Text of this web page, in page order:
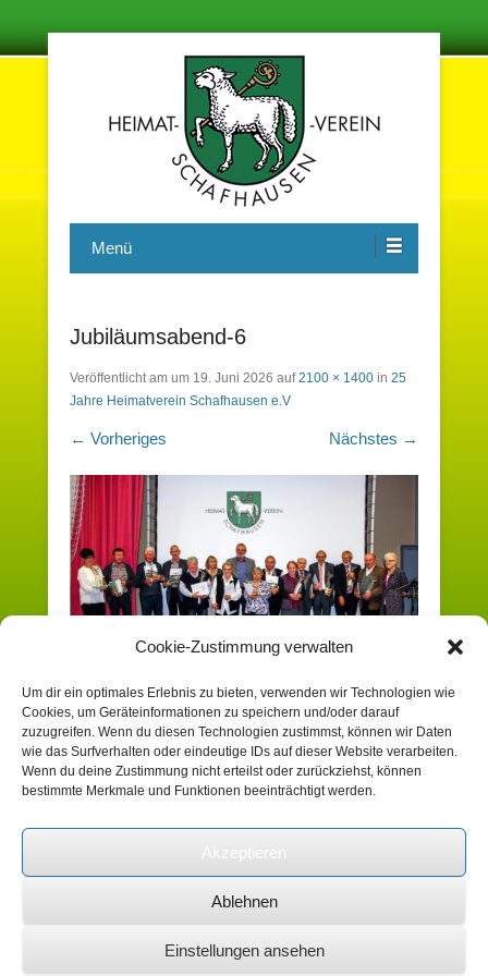
Cookie-Zustimmung verwalten
Um dir ein optimales Erlebnis zu bieten, verwenden wir Technologien wie
Cookies, um Geräteinformationen zu speichern und/oder darauf
zuzugreifen. Wenn du diesen Technologien zustimmst, können wir Daten
wie das Surfverhalten oder eindeutige IDs auf dieser Website verarbeiten.
Wenn du deine Zustimmung nicht erteilst oder zurückziehst, können
bestimmte Merkmale und Funktionen beeinträchtigt werden.
Akzeptieren
Ablehnen
Einstellungen ansehen
Heimatverein Schafhausen e.V.
Menü
Jubiläumsabend-6
Veröffentlicht am um 19. Juni 2026 auf2100 × 1400 in 25
Jahre Heimatverein Schafhausen e.V
← Vorheriges Nächstes →
Sowohl Kommentare als auch Trackbacks sind derzeit
geschlossen.